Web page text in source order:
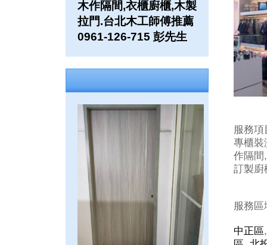
木作隔間,衣櫃廚櫃,木製
拉門.台北木工師傅推薦
0961-126-715 彭先生
服務項
專櫃裝
作隔間
訂製廚
服務
中正區